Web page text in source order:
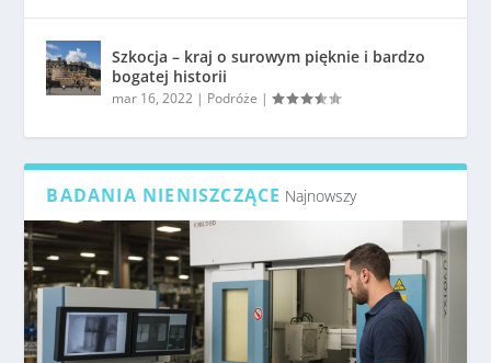
Szkocja – kraj o surowym pięknie i bardzo
bogatej historii
mar 16, 2022 | Podróże |
BADANIA NIENISZCZĄCE Najnowszy